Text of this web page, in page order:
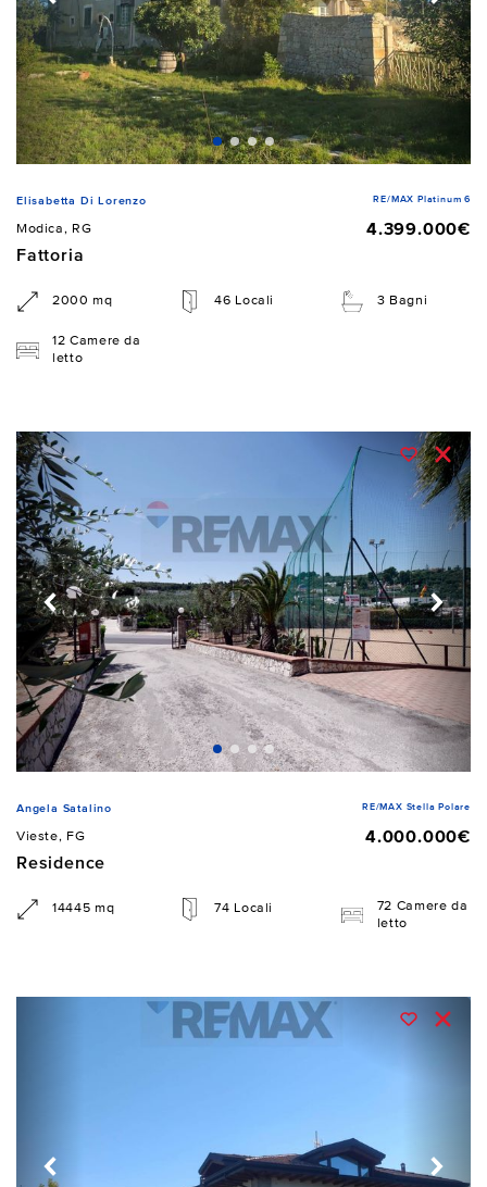
Elisabetta Di Lorenzo RE/MAX Platinum 6
Modica, RG
4.399.000€
Fattoria
2000 mq 46 Locali 3 Bagni
12 Camere da
letto
Angela Satalino RE/MAX Stella Polare
Vieste, FG
4.000.000€
Residence
14445 mq 74 Locali
72 Camere da
letto